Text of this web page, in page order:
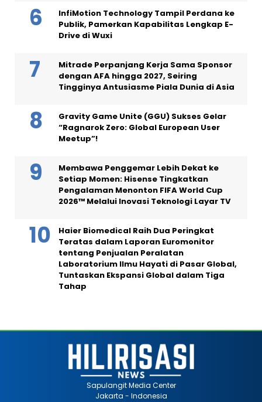
InfiMotion Technology Tampil Perdana ke
Publik, Pamerkan Kapabilitas Lengkap E-
Drive di Wuxi
Mitrade Perpanjang Kerja Sama Sponsor
dengan AFA hingga 2027, Seiring
Tingginya Antusiasme Piala Dunia di Asia
Gravity Game Unite (GGU) Sukses Gelar
“Ragnarok Zero: Global European User
Meetup”!
Membawa Penggemar Lebih Dekat ke
Setiap Momen: Hisense Tingkatkan
Pengalaman Menonton FIFA World Cup
2026™ Melalui Inovasi Teknologi Layar TV
Haier Biomedical Raih Dua Peringkat
Teratas dalam Laporan Euromonitor
tentang Penjualan Peralatan
Laboratorium Ilmu Hayati di Pasar Global,
Tuntaskan Ekspansi Global dalam Tiga
Tahap
Sapulangit Media Center
Jakarta - Indonesia